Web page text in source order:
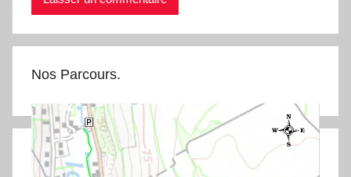
Nos Parcours.